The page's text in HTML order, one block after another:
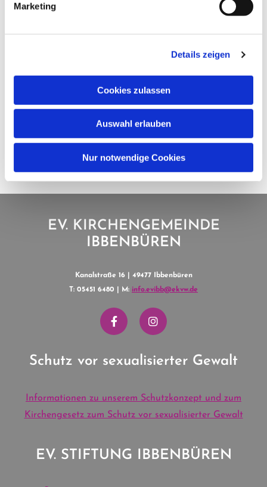
Marketing
Details zeigen
Cookies zulassen
Auswahl erlauben
Nur notwendige Cookies
EV. KIRCHENGEMEINDE
IBBENBÜREN
Kanalstraße 16 | 49477 Ibbenbüren
T: 05451 6480 | M: info.evibb@ekvw.de
Schutz vor sexualisierter Gewalt
Informationen zu unserem Schutzkonzept und zum
Kirchengesetz zum Schutz vor sexualisierter Gewalt
EV. STIFTUNG IBBENBÜREN